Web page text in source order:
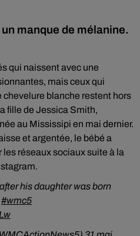
manque de mélanine.
qui naissent avec une
mais ceux qui
blanche restent hors
fille de Jessica Smith,
au Mississipi en mai dernier.
et argentée, le bébé a
réseaux sociaux suite à la
his daughter was born
#wmc5